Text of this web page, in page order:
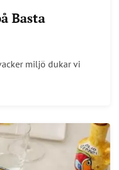
Basta
miljö dukar vi